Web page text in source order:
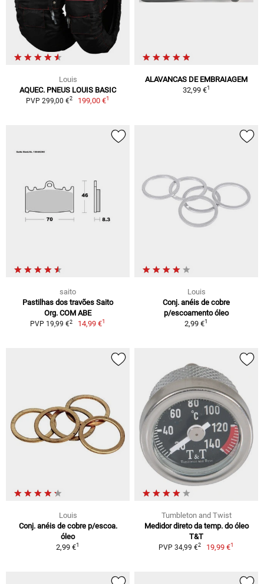
Louis
AQUEC. PNEUS LOUIS BASIC
PVP 299,00 €2 199,00 €1
ALAVANCAS DE EMBRAIAGEM
32,99 €1
saito
Pastilhas dos travões Saito
Org. COM ABE
PVP 19,99 €2 14,99 €1
Louis
Conj. anéis de cobre
p/escoamento óleo
2,99 €1
Louis
Conj. anéis de cobre p/escoa.
óleo
2,99 €1
Tumbleton and Twist
Medidor direto da temp. do óleo
T&T
PVP 34,99 €2 19,99 €1